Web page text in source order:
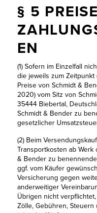
§ 5
EN
(1) Sofern im Einzelfall
die jeweils zum
Preise von Schmidt &
2020) vom Sitz von
35444 Biebertal,
Schmidt & Bender zu
gesetzlicher
(2) Beim
Transportkosten ab
& Bender zu
ggf. vom Käufer
Versicherung gegen
anderweitiger
Übrigen nicht
Zölle, Gebühren,